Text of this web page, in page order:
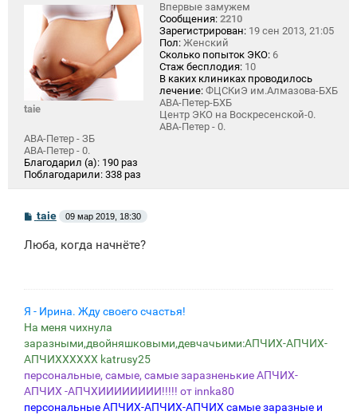
taie
Впервые замужем
Сообщения: 2210
Зарегистрирован: 19 сен 2013, 21:05
Пол: Женский
Сколько попыток ЭКО: 6
Стаж бесплодия: 10
В каких клиниках проводилось
лечение: ФЦСКиЭ им.Алмазова-БХБ
АВА-Петер-БХБ
Центр ЭКО на Воскресенской-0.
АВА-Петер - 0.
АВА-Петер - ЗБ
АВА-Петер - 0.
Благодарил (а): 190 раз
Поблагодарили: 338 раз
С
б
taie 09 мар 2019, 18:30
Люба, когда начнёте?
Я - Ирина. Жду своего счастья!
На меня чихнула
заразными,двойняшковыми,девчачьими:АПЧИХ-АПЧИХ-
АПЧИХХХХХХ katrusy25
персональные, самые, самые заразненькие АПЧИХ-
АПЧИХ -АПЧХИИИИИИИИ!!!!! от innka80
персональные АПЧИХ-АПЧИХ-АПЧИХ самые заразные и